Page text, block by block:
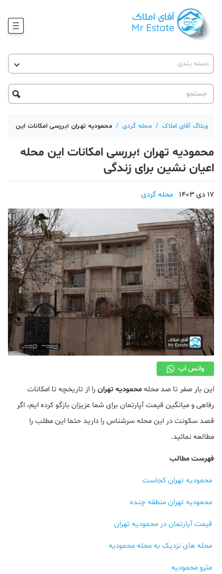
آموزش املاک
حقوقی
آکادمی
دسته بندی
آقای مشاور املاک
آکادمی آقای املاک
آموزش املاک
آموزش پلتفرم آقای املاک
تحلیل مسکن
دکوراسیون
صنعت ساختمان
محله گردی
معماری
ملکی
همایش و نمایشگاه
وبلاگ آقای املاک / محله گردی / محمودیه تهران ؛بررسی امکانات این
محمودیه تهران ؛بررسی امکانات این محله
اعیان نشین برای زندگی
17 دی 1403 محله گردی
واتس اپ
این بار صفر تا صد محلهمحمودیه تهران را از تاریخچه تا امکانات
رفاهی و میانگین قیمت آپارتمان برای شما عزیزان بازگو کرده ایم، اگر
قصد سکونت در این محله سرشناس را دارید حتما این مطلب را
مطالعه نمائید.
فهرست مطالب
محمودیه تهران کجاست
محمودیه تهران منطقه چنده
قیمت آپارتمان در محمودیه تهران
محله های نزدیک به محله محمودیه
مترو محمودیه